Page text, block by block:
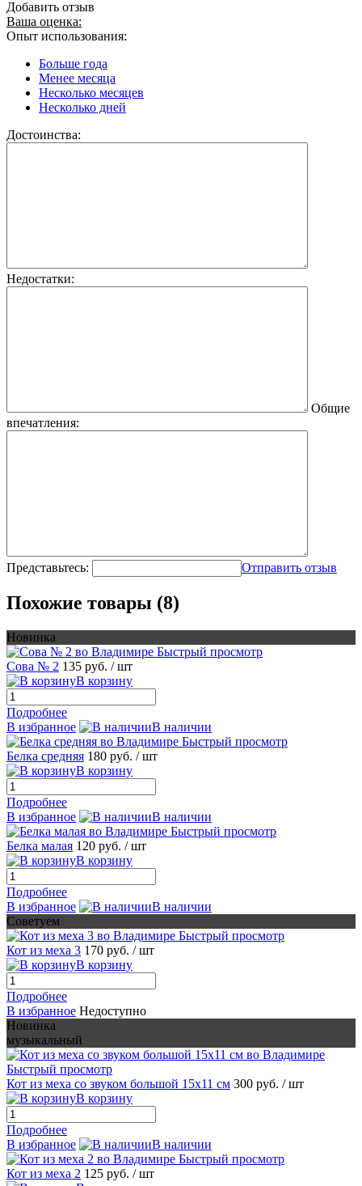
Добавить отзыв
Ваша оценка:
Опыт использования:
Больше года
Менее месяца
Несколько месяцев
Несколько дней
Достоинства:
Недостатки:
Общие
впечатления:
Представьтесь: Отправить отзыв
Похожие товары (8)
Новинка
Быстрый просмотр
Сова № 2 135 руб. / шт
В корзину
Подробнее
В избранное
В наличии
Быстрый просмотр
Белка средняя 180 руб. / шт
В корзину
Подробнее
В избранное
В наличии
Быстрый просмотр
Белка малая 120 руб. / шт
В корзину
Подробнее
В избранное
В наличии
Советуем
Быстрый просмотр
Кот из меха 3 170 руб. / шт
В корзину
Подробнее
В избранное Недоступно
Новинка
музыкальный
Быстрый просмотр
Кот из меха со звуком большой 15х11 см 300 руб. / шт
В корзину
Подробнее
В избранное
В наличии
Быстрый просмотр
Кот из меха 2 125 руб. / шт